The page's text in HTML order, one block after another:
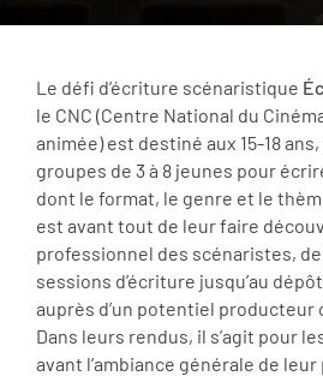
Le défi d’écriture scénaristique
le CNC (Centre National du
animée)est destiné aux 15-18
groupes de 3 à 8 jeunes pour
dont le format, le genre et le
est avant tout de leur faire
professionnel des scénaristes,
sessions d’écriture jusqu’au
auprès d’un potentiel producteur
Dans leurs rendus, il s’agit pour
avant l’ambiance générale de